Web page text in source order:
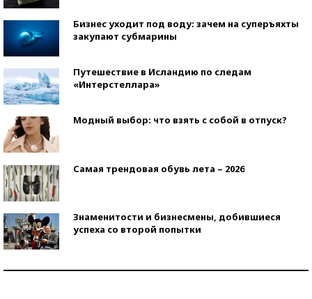
Бизнес уходит под воду: зачем на суперъяхты
закупают субмарины
Путешествие в Исландию по следам
«Интерстеллара»
Модный выбор: что взять с собой в отпуск?
Самая трендовая обувь лета – 2026
Знаменитости и бизнесмены, добившиеся
успеха со второй попытки